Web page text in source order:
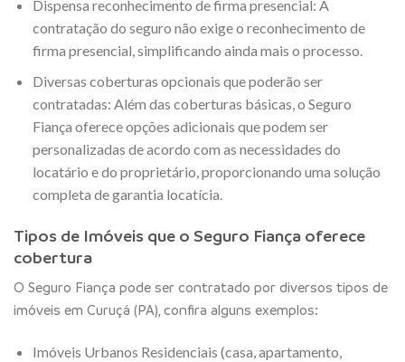
Dispensa reconhecimento de firma presencial: A
contratação do seguro não exige o reconhecimento de
firma presencial, simplificando ainda mais o processo.
Diversas coberturas opcionais que poderão ser
contratadas: Além das coberturas básicas, o Seguro
Fiança oferece opções adicionais que podem ser
personalizadas de acordo com as necessidades do
locatário e do proprietário, proporcionando uma solução
completa de garantia locatícia.
Tipos de Imóveis que o Seguro Fiança oferece
cobertura
O Seguro Fiança pode ser contratado por diversos tipos de
imóveis em Curuçá (PA), confira alguns exemplos:
Imóveis Urbanos Residenciais (casa, apartamento,